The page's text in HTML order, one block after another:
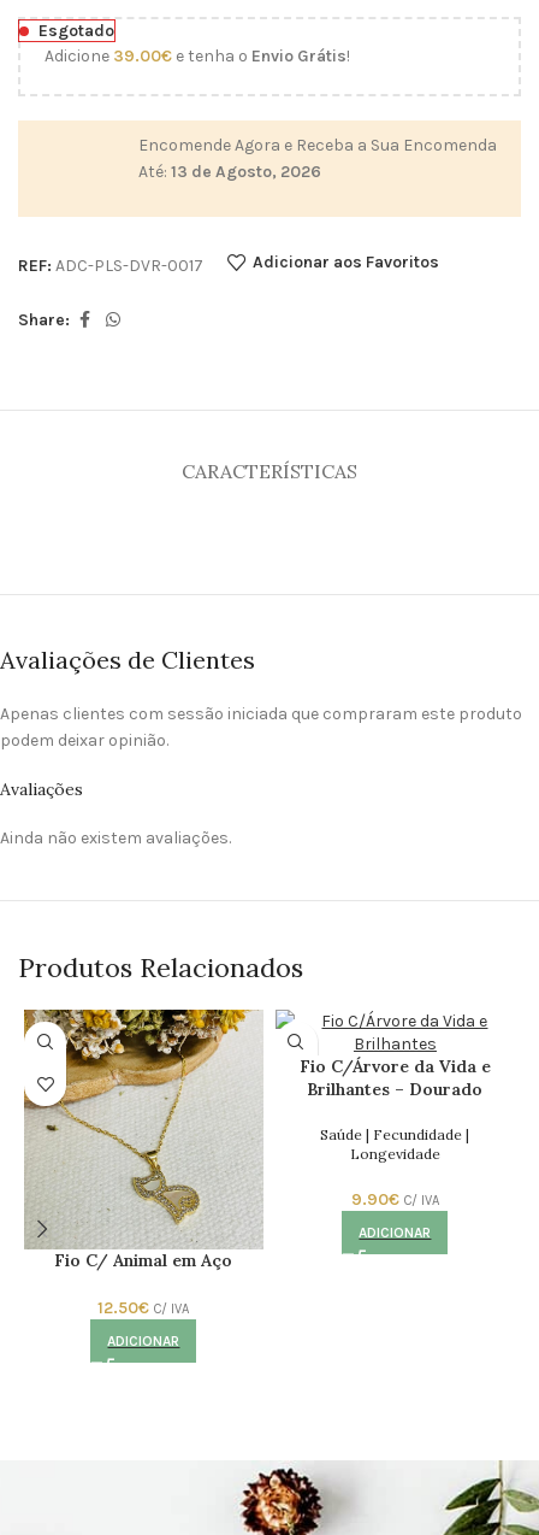
Esgotado
Adicione 39.00€ e tenha o Envio Grátis!
Encomende Agora e Receba a Sua Encomenda
Até: 13 de Agosto, 2026
REF: ADC-PLS-DVR-0017 Adicionar aos Favoritos
Share:
CARACTERÍSTICAS
Avaliações de Clientes
Avaliações
Ainda não existem avaliações.
Apenas clientes com sessão iniciada que compraram este produto
podem deixar opinião.
Produtos Relacionados
Fio C/ Animal em Aço
12.50€ C/ IVA
ADICIONAR
Fio C/Árvore da Vida e
Brilhantes – Dourado
Saúde | Fecundidade |
Longevidade
9.90€ C/ IVA
ADICIONAR